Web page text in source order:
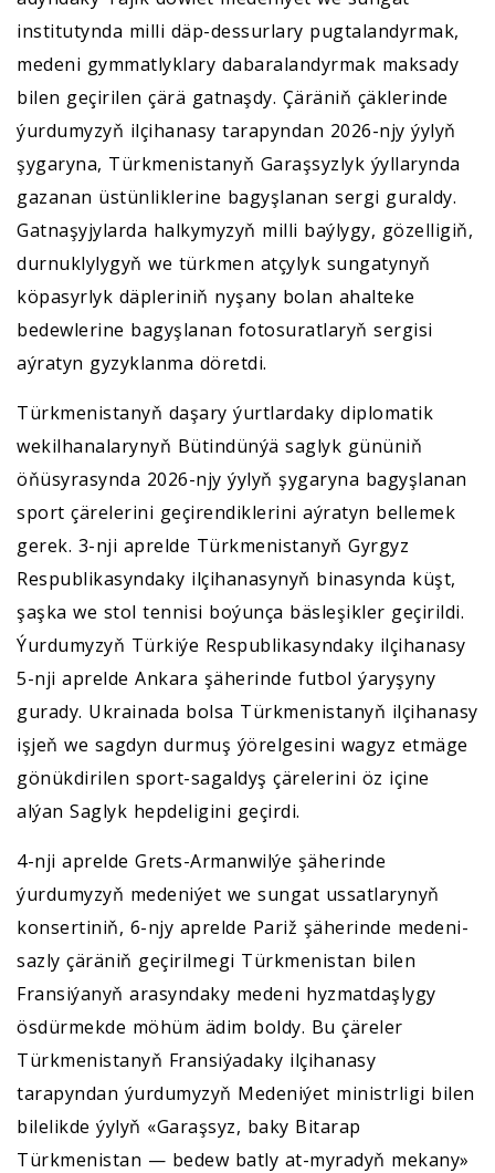
institutynda milli däp-dessurlary pugtalandyrmak,
medeni gymmatlyklary dabaralandyrmak maksady
bilen geçirilen çärä gatnaşdy. Çäräniň çäklerinde
ýurdumyzyň ilçihanasy tarapyndan 2026-njy ýylyň
şygaryna, Türkmenistanyň Garaşsyzlyk ýyllarynda
gazanan üstünliklerine bagyşlanan sergi guraldy.
Gatnaşyjylarda halkymyzyň milli baýlygy, gözelligiň,
durnuklylygyň we türkmen atçylyk sungatynyň
köpasyrlyk däpleriniň nyşany bolan ahalteke
bedewlerine bagyşlanan fotosuratlaryň sergisi
aýratyn gyzyklanma döretdi.
Türkmenistanyň daşary ýurtlardaky diplomatik
wekilhanalarynyň Bütindünýä saglyk gününiň
öňüsyrasynda 2026-njy ýylyň şygaryna bagyşlanan
sport çärelerini geçirendiklerini aýratyn bellemek
gerek. 3-nji aprelde Türkmenistanyň Gyrgyz
Respublikasyndaky ilçihanasynyň binasynda küşt,
şaşka we stol tennisi boýunça bäsleşikler geçirildi.
Ýurdumyzyň Türkiýe Respublikasyndaky ilçihanasy
5-nji aprelde Ankara şäherinde futbol ýaryşyny
gurady. Ukrainada bolsa Türkmenistanyň ilçihanasy
işjeň we sagdyn durmuş ýörelgesini wagyz etmäge
gönükdirilen sport-sagaldyş çärelerini öz içine
alýan Saglyk hepdeligini geçirdi.
4-nji aprelde Grets-Armanwilýe şäherinde
ýurdumyzyň medeniýet we sungat ussatlarynyň
konsertiniň, 6-njy aprelde Pariž şäherinde medeni-
sazly çäräniň geçirilmegi Türkmenistan bilen
Fransiýanyň arasyndaky medeni hyzmatdaşlygy
ösdürmekde möhüm ädim boldy. Bu çäreler
Türkmenistanyň Fransiýadaky ilçihanasy
tarapyndan ýurdumyzyň Medeniýet ministrligi bilen
bilelikde ýylyň «Garaşsyz, baky Bitarap
Türkmenistan — bedew batly at-myradyň mekany»